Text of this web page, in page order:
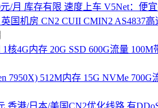
V5Net：便